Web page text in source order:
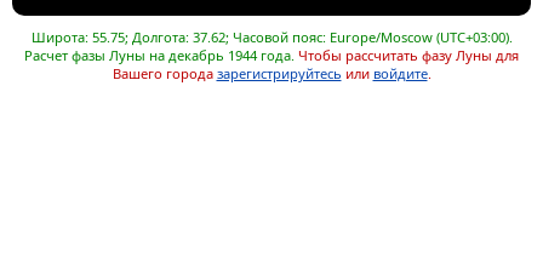
Широта: 55.75; Долгота: 37.62; Часовой пояс: Europe/Moscow (UTC+03:00).
Расчет фазы Луны на декабрь 1944 года. Чтобы рассчитать фазу Луны для
Вашего города зарегистрируйтесь или войдите.